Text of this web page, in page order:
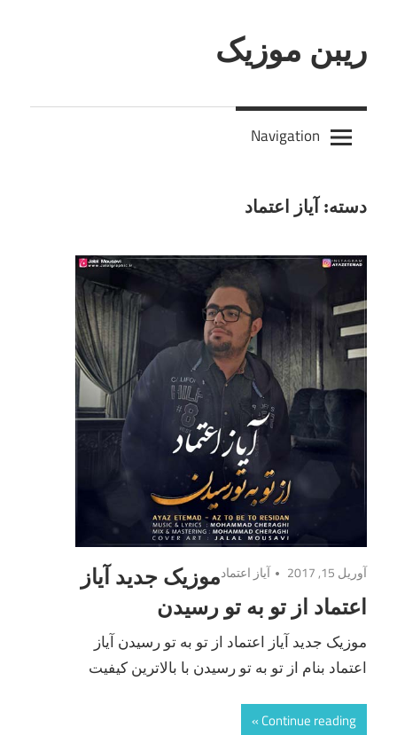
content
ریبن موزیک
mp3
جدید
Navigation
دسته: آیاز اعتماد
آوریل 15, 2017 آیاز اعتمادموزیک جدید آیاز
اعتماد از تو به تو رسیدن
موزیک جدید آیاز اعتماد از تو به تو رسیدن آیاز
اعتماد بنام از تو به تو رسیدن با بالاترین کیفیت
Continue reading